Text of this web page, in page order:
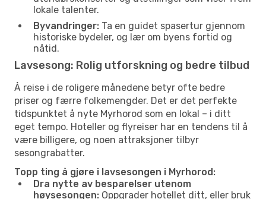
lokale talenter.
Byvandringer: Ta en guidet spasertur gjennom
historiske bydeler, og lær om byens fortid og
nåtid.
Lavsesong: Rolig utforskning og bedre tilbud
Å reise i de roligere månedene betyr ofte bedre
priser og færre folkemengder. Det er det perfekte
tidspunktet å nyte Myrhorod som en lokal – i ditt
eget tempo. Hoteller og flyreiser har en tendens til å
være billigere, og noen attraksjoner tilbyr
sesongrabatter.
Topp ting å gjøre i lavsesongen i Myrhorod:
Dra nytte av besparelser utenom
høysesongen: Oppgrader hotellet ditt, eller bruk